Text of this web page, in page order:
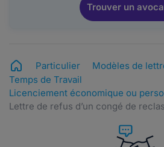
Trouver un
Particulier Modèles de
Temps de Travail
Licenciement économique ou
Lettre de refus d’un congé de